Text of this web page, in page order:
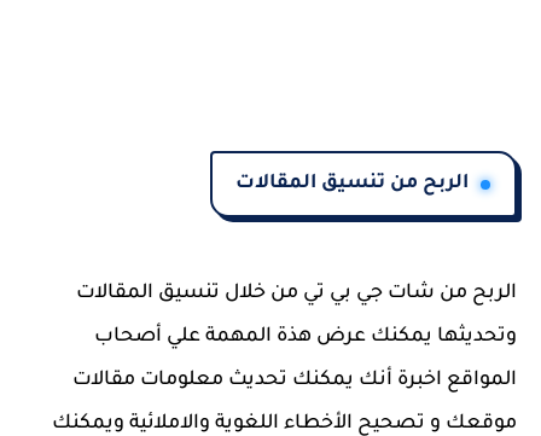
الربح من تنسيق المقالات
الربح من شات جي بي تي من خلال تنسيق المقالات
وتحديثها يمكنك عرض هذة المهمة علي أصحاب
المواقع اخبرة أنك يمكنك تحديث معلومات مقالات
موقعك و تصحيح الأخطاء اللغوية والاملائية ويمكنك